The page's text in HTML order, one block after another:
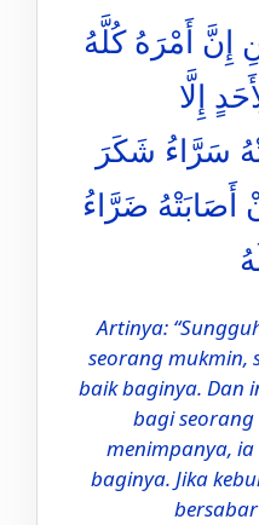
إِنَّ أَمْرَهُ كُلَّهُ
إِلَّا
سَرَّاءُ شَكَرَ
أَصَابَتْهُ ضَرَّاءُ
Artinya:
seorang mukmin,
baik baginya. Dan
bagi seorang
menimpanya,
baginya. Jika